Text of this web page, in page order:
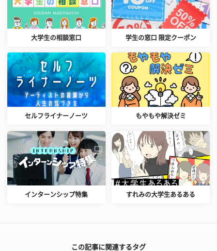
大学生の相談窓口 学生の窓口 限定クーポン
セルフライナーノーツ もやもや解決ゼミ
インターンシップ特集 すれみの大学生あるある
この記事に関連するタグ